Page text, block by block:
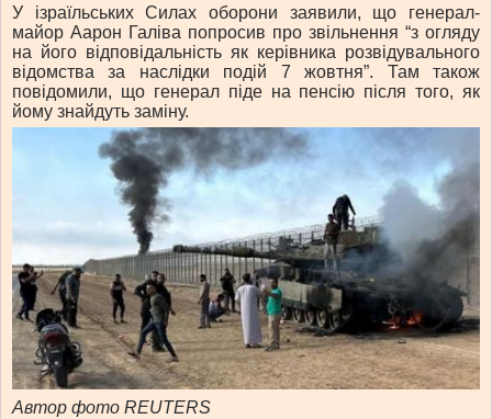
У ізраїльських Силах оборони заявили, що генерал-
майор Аарон Галіва попросив про звільнення “з огляду
на його відповідальність як керівника розвідувального
відомства за наслідки подій 7 жовтня”. Там також
повідомили, що генерал піде на пенсію після того, як
йому знайдуть заміну.
Автор фото REUTERS